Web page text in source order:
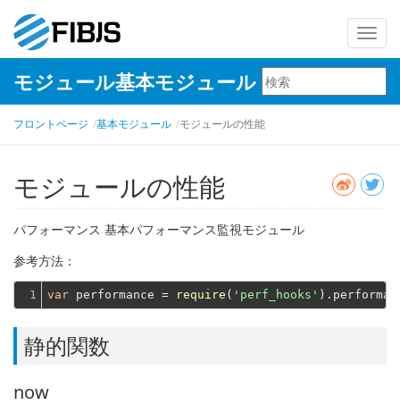
ナ
ビ
ー
ン
を
え
モジュール基本モジュール
フロントページ 基本モジュール モジュールの性能
モジュールの性能
パフォーマンス 基本パフォーマンス監視モジュール
参考方法：
1 var performance = require ( 'perf_hooks'
静的関数
now